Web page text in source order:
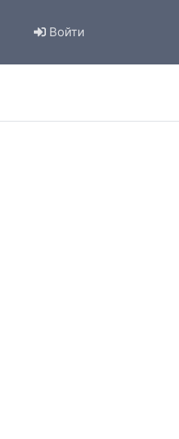
Войти